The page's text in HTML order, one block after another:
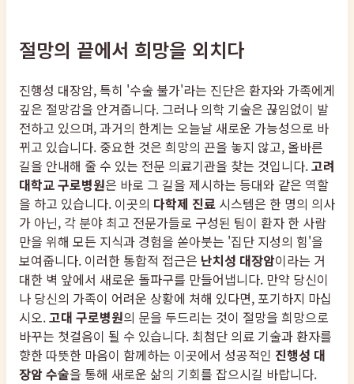
절망의 끝에서 희망을 외치다
진행성 대장암, 특히 '수술 불가'라는 진단은 환자와 가족에게
깊은 절망감을 안겨줍니다. 그러나 의학 기술은 끊임없이 발
전하고 있으며, 과거의 한계는 오늘날 새로운 가능성으로 바
뀌고 있습니다. 중요한 것은 희망의 끈을 놓지 않고, 올바른
길을 안내해 줄 수 있는 전문 의료기관을 찾는 것입니다.고려
대학교 구로병원은 바로 그 길을 제시하는 등대와 같은 역할
을 하고 있습니다. 이곳의 다학제 진료 시스템은 한 명의 의사
가 아닌, 각 분야 최고 전문가들로 구성된 팀이 환자 한 사람
만을 위해 모든 지식과 경험을 쏟아붓는 '집단 지성의 힘'을
보여줍니다. 이러한 통합적 접근은 난치성 대장암이라는 거
대한 벽 앞에서 새로운 돌파구를 만들어냅니다. 만약 당신이
나 당신의 가족이 어려운 상황에 처해 있다면, 포기하지 마십
시오.고대 구로병원의 문을 두드리는 것이 절망을 희망으로
바꾸는 첫걸음이 될 수 있습니다. 최첨단 의료 기술과 환자를
향한 따뜻한 마음이 함께하는 이곳에서 성공적인 진행성 대
장암 수술을 통해 새로운 삶의 기회를 잡으시길 바랍니다.